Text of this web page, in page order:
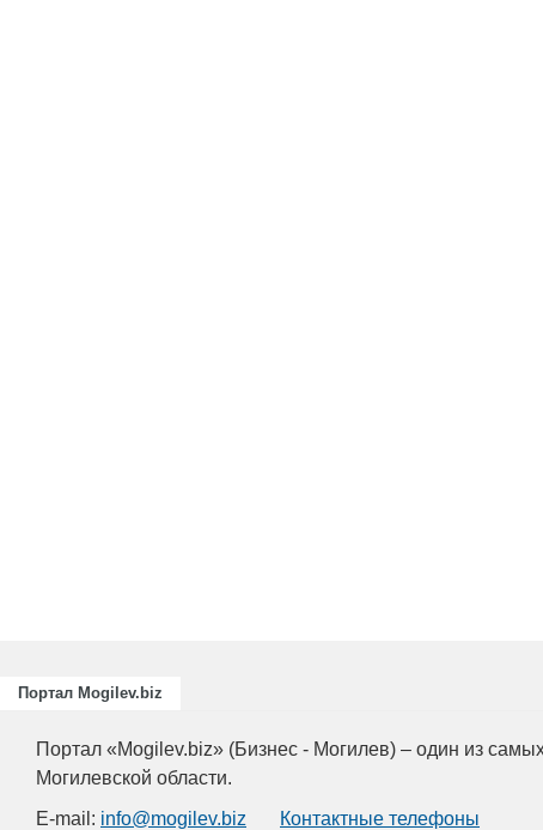
Портал Mogilev.biz
Портал «Mogilev.biz» (Бизнес - Могилев) – один из
Могилевской области.
E-mail: info@mogilev.biz Контактные телефоны